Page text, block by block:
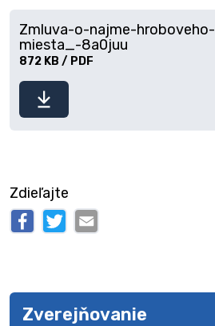
súbor
Zmluva-o-najme-hroboveho-
miesta_-8a0juu
872 KB / PDF
Zdieľajte
Zverejňovanie